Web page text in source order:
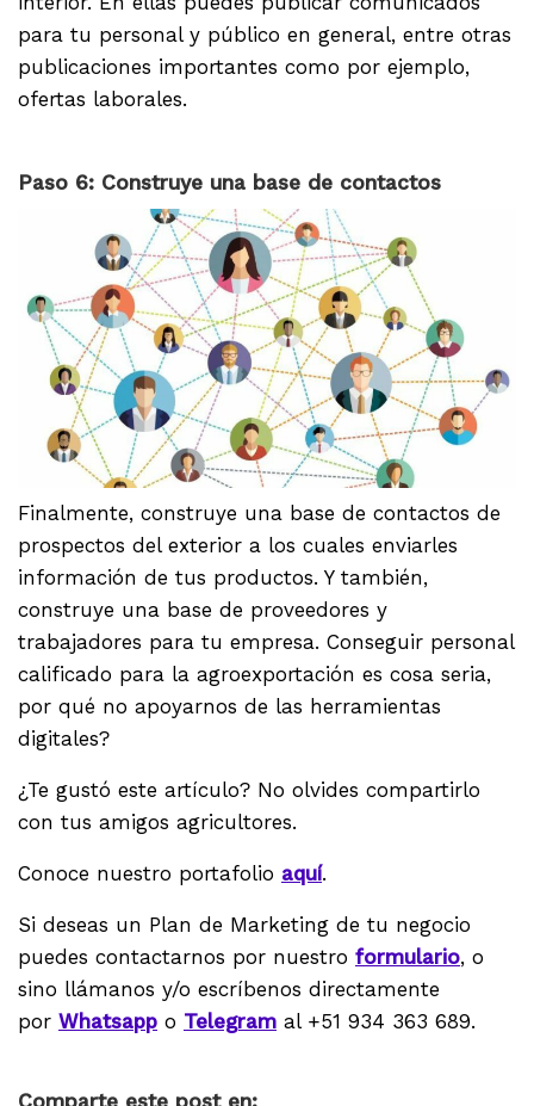
para tu personal y público en general, entre otras
publicaciones importantes como por ejemplo,
ofertas laborales.
Paso 6: Construye una base de contactos
Finalmente, construye una base de contactos de
prospectos del exterior a los cuales enviarles
información de tus productos. Y también,
construye una base de proveedores y
trabajadores para tu empresa. Conseguir personal
calificado para la agroexportación es cosa seria,
por qué no apoyarnos de las herramientas
digitales?
¿Te gustó este artículo? No olvides compartirlo
con tus amigos agricultores.
Conoce nuestro portafolio aquí.
Si deseas un Plan de Marketing de tu negocio
puedes contactarnos por nuestro formulario, o
sino llámanos y/o escríbenos directamente
por Whatsapp o Telegram al +51 934 363 689.